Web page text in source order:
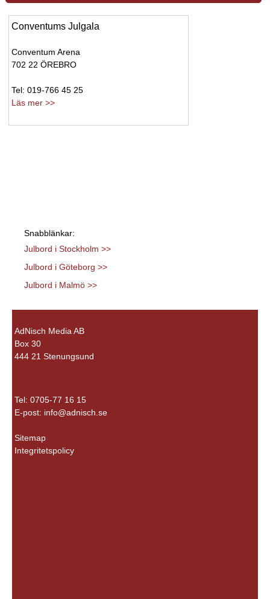
Conventums Julgala
Conventum Arena
702 22 ÖREBRO
Tel: 019-766 45 25
Läs mer >>
Snabblänkar:
Julbord i Stockholm >>
Julbord i Göteborg >>
Julbord i Malmö >>
AdNisch Media AB
Box 30
444 21 Stenungsund
Tel: 0705-77 16 15
E-post: info@adnisch.se
Sitemap
Integritetspolicy